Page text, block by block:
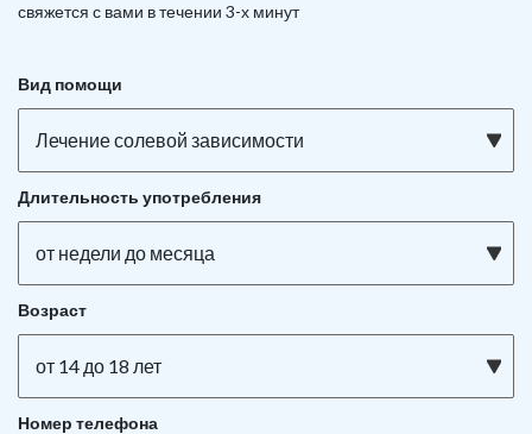
свяжется с вами в течении 3-х минут
Вид помощи
Лечение солевой зависимости
Длительность употребления
от недели до месяца
Возраст
от 14 до 18 лет
Номер телефона